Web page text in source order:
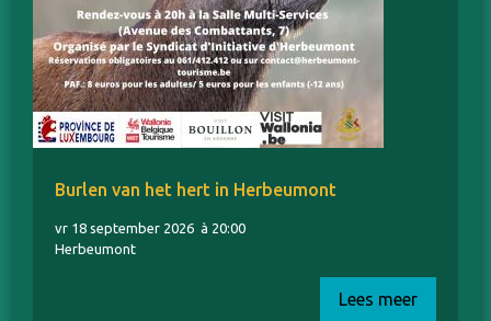
Burlen van het hert in Herbeumont
vr 18 september 2026 à 20:00
Herbeumont
Lees meer